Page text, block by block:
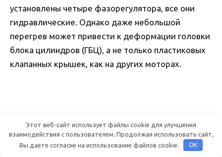
установлены четыре фазорегулятора, все они
гидравлические. Однако даже небольшой
перегрев может привести к деформации головки
блока цилиндров (ГБЦ), а не только пластиковых
клапанных крышек, как на других моторах.
Этот веб-сайт использует файлы cookie для улучшения
взаимодействия с пользователем. Продолжая использовать сайт,
Вы даете согласие на использование файлов cookie.
OK